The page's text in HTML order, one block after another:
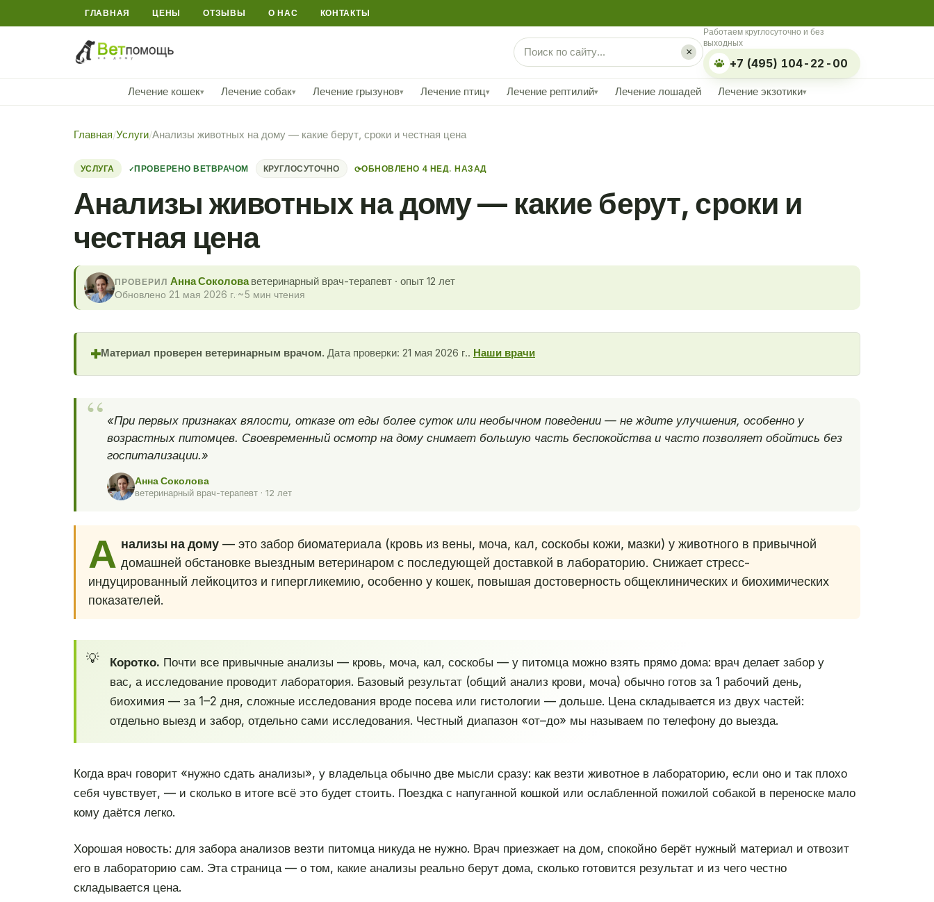
ГЛАВНАЯ ЦЕНЫ ОТЗЫВЫ О НАС КОНТАКТЫ
×
Работаем круглосуточно и без
выходных
+7 (495) 104-22-00
Лечение кошек▾ Лечение собак▾ Лечение грызунов▾ Лечение птиц▾ Лечение рептилий▾ Лечение лошадей Лечение экзотики▾
Главная/Услуги/Анализы животных на дому — какие берут, сроки и честная цена
УСЛУГА ПРОВЕРЕНО ВЕТВРАЧОМ КРУГЛОСУТОЧНО ⟳ОБНОВЛЕНО 4 НЕД. НАЗАД
Анализы животных на дому — какие берут, сроки и
честная цена
ПРОВЕРИЛ Анна Соколоваветеринарный врач-терапевт · опыт 12 лет
Обновлено 21 мая 2026 г. ~5 мин чтения
✚Материал проверен ветеринарным врачом. Дата проверки: 21 мая 2026 г.. Наши врачи
«При первых признаках вялости, отказе от еды более суток или необычном поведении — не ждите улучшения, особенно у
возрастных питомцев. Своевременный осмотр на дому снимает большую часть беспокойства и часто позволяет обойтись без
госпитализации.»
Анна Соколова
ветеринарный врач-терапевт · 12 лет
А нализы на дому— это забор биоматериала (кровь из вены, моча, кал, соскобы кожи, мазки) у животного в привычной
домашней обстановке выездным ветеринаром с последующей доставкой в лабораторию. Снижает стресс-
индуцированный лейкоцитоз и гипергликемию, особенно у кошек, повышая достоверность общеклинических и биохимических
показателей.
Коротко. Почти все привычные анализы — кровь, моча, кал, соскобы — у питомца можно взять прямо дома: врач делает забор у
вас, а исследование проводит лаборатория. Базовый результат (общий анализ крови, моча) обычно готов за 1 рабочий день,
биохимия — за 1–2 дня, сложные исследования вроде посева или гистологии — дольше. Цена складывается из двух частей:
отдельно выезд и забор, отдельно сами исследования. Честный диапазон «от–до» мы называем по телефону до выезда.
Когда врач говорит «нужно сдать анализы», у владельца обычно две мысли сразу: как везти животное в лабораторию, если оно и так плохо
себя чувствует, — и сколько в итоге всё это будет стоить. Поездка с напуганной кошкой или ослабленной пожилой собакой в переноске мало
кому даётся легко.
Хорошая новость: для забора анализов везти питомца никуда не нужно. Врач приезжает на дом, спокойно берёт нужный материал и отвозит
его в лабораторию сам. Эта страница — о том, какие анализы реально берут дома, сколько готовится результат и из чего честно
складывается цена.